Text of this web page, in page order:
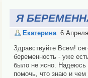
Я
Екатерина 6
Здравствуйте Всем!
беременность - уже
было не ясно. Надеюсь
помочь, что знаю и чем